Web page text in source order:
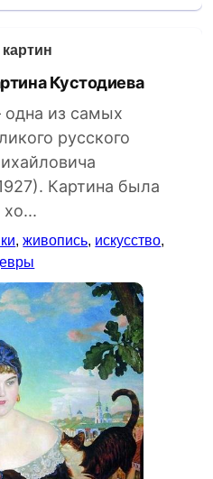
Кустодиева
одна из самых
русского
Картина была
хо...
,живопись, искусство,